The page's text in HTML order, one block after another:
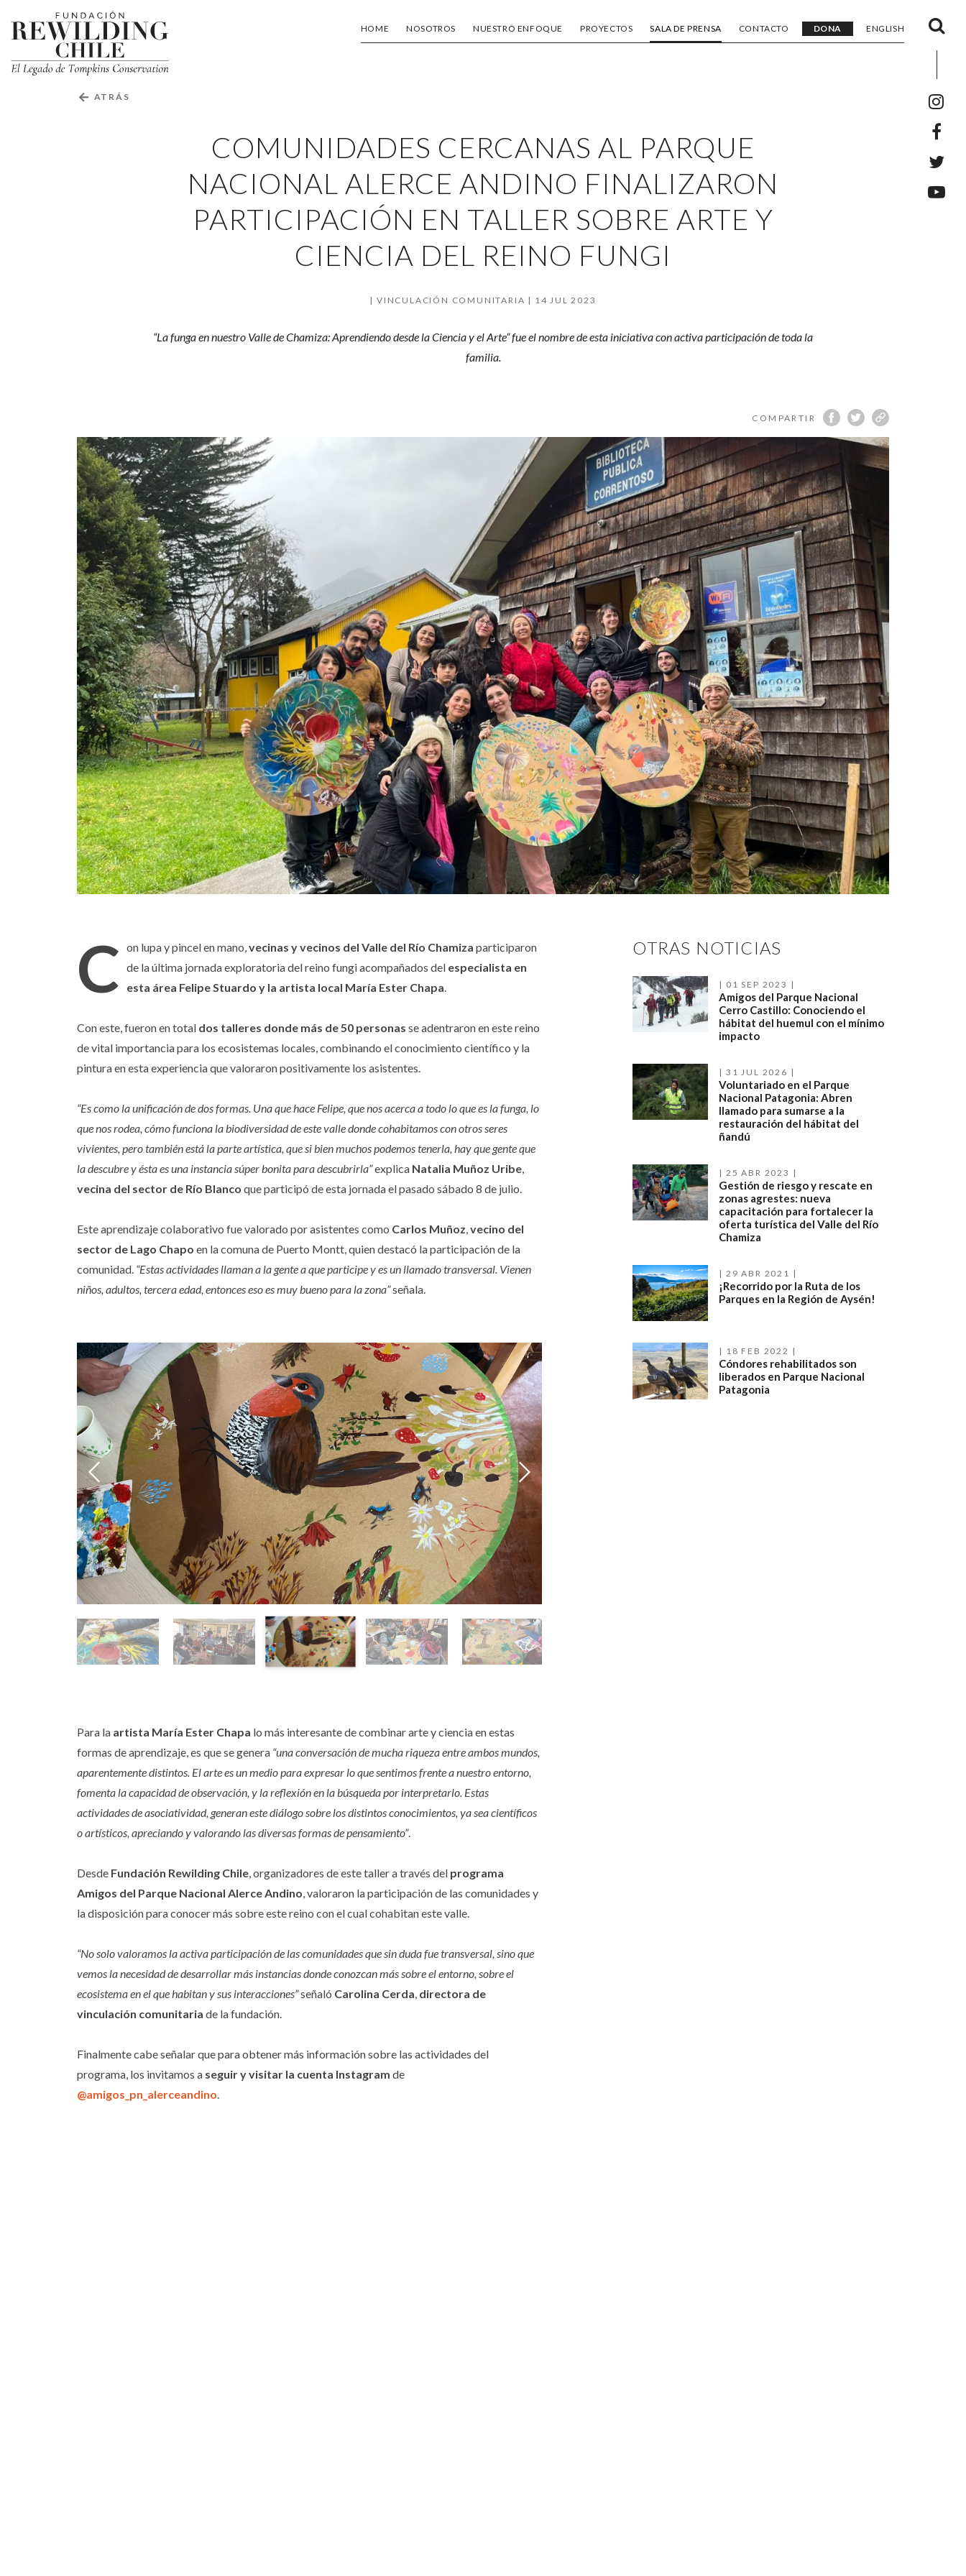
Comunidades
cercanas
al
Parque
Fundación
Rewilding
Chile
HOME NOSOTROS NUESTRO ENFOQUE PROYECTOS SALA DE PRENSA CONTACTO DONA ENGLISH
← ATRÁS
COMUNIDADES CERCANAS AL PARQUE
NACIONAL ALERCE ANDINO FINALIZARON
PARTICIPACIÓN EN TALLER SOBRE ARTE Y
CIENCIA DEL REINO FUNGI
VINCULACIÓN COMUNITARIA 14 JUL 2023
“La funga en nuestro Valle de Chamiza: Aprendiendo desde la Ciencia y el Arte” fue el nombre de esta iniciativa con activa participación de toda la
familia.
COMPARTIR
C on lupa y pincel en mano, vecinas y vecinos del Valle del Río Chamiza participaron
de la última jornada exploratoria del reino fungi acompañados del especialista en
esta área Felipe Stuardo y la artista local María Ester Chapa
Con este, fueron en total dos talleres donde más de 50 personas se adentraron en este reino
de vital importancia para los ecosistemas locales, combinando el conocimiento científico y la
pintura en esta experiencia que valoraron positivamente los asistentes.
“Es como la unificación de dos formas. Una que hace Felipe, que nos acerca a todo lo que es la funga, lo
que nos rodea, cómo funciona la biodiversidad de este valle donde cohabitamos con otros seres
vivientes, pero también está la parte artística, que si bien muchos podemos tenerla, hay que gente que
la descubre y ésta es una instancia súper bonita para descubrirla”explica Natalia Muñoz Uribe
vecina del sector de Río Blanco que participó de esta jornada el pasado sábado 8 de julio.
Este aprendizaje colaborativo fue valorado por asistentes como Carlos Muñoz vecino del
sector de Lago Chapo en la comuna de Puerto Montt, quien destacó la participación de la
comunidad. “Estas actividades llaman a la gente a que participe y es un llamado transversal. Vienen
niños, adultos, tercera edad, entonces eso es muy bueno para la zona”señala.
Para la artista María Ester Chapa lo más interesante de combinar arte y ciencia en estas
formas de aprendizaje, es que se genera “una conversación de mucha riqueza entre ambos mundos,
aparentemente distintos. El arte es un medio para expresar lo que sentimos frente a nuestro entorno,
fomenta la capacidad de observación, y la reflexión en la búsqueda por interpretarlo. Estas
actividades de asociatividad, generan este diálogo sobre los distintos conocimientos, ya sea científicos
o artísticos, apreciando y valorando las diversas formas de pensamiento”.
Desde Fundación Rewilding Chile , organizadores de este taller a través del programa
Amigos del Parque Nacional Alerce Andino , valoraron la participación de las comunidades y
la disposición para conocer más sobre este reino con el cual cohabitan este valle.
“No solo valoramos la activa participación de las comunidades que sin duda fue transversal, sino que
vemos la necesidad de desarrollar más instancias donde conozcan más sobre el entorno, sobre el
ecosistema en el que habitan y sus interacciones”señaló Carolina Cerda directora de
vinculación comunitaria de la fundación.
Finalmente cabe señalar que para obtener más información sobre las actividades del
programa, los invitamos a seguir y visitar la cuenta Instagram de
@amigos_pn_alerceandino
OTRAS NOTICIAS
01 SEP 2023
Amigos del Parque Nacional
Cerro Castillo: Conociendo el
hábitat del huemul con el mínimo
impacto
31 JUL 2026
Voluntariado en el Parque
Nacional Patagonia: Abren
llamado para sumarse a la
restauración del hábitat del
ñandú
25 ABR 2023
Gestión de riesgo y rescate en
zonas agrestes: nueva
capacitación para fortalecer la
oferta turística del Valle del Río
Chamiza
29 ABR 2021
¡Recorrido por la Ruta de los
Parques en la Región de Aysén!
18 FEB 2022
Cóndores rehabilitados son
liberados en Parque Nacional
Patagonia